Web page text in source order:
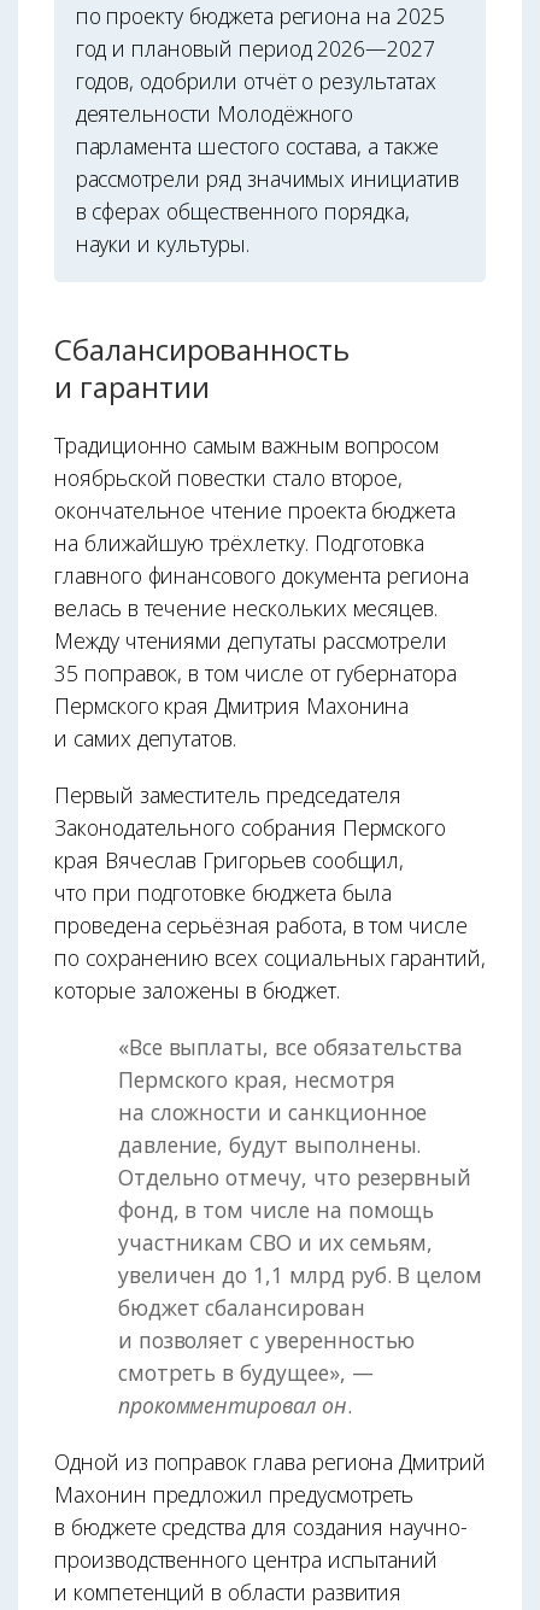
по проекту бюджета региона на 2025
год и плановый период 2026—2027
годов, одобрили отчёт о результатах
деятельности Молодёжного
парламента шестого состава, а также
рассмотрели ряд значимых инициатив
в сферах общественного порядка,
науки и культуры.
Сбалансированность
и гарантии
Традиционно самым важным вопросом
ноябрьской повестки стало второе,
окончательное чтение проекта бюджета
на ближайшую трёхлетку. Подготовка
главного финансового документа региона
велась в течение нескольких месяцев.
Между чтениями депутаты рассмотрели
35 поправок, в том числе от губернатора
Пермского края Дмитрия Махонина
и самих депутатов.
Первый заместитель председателя
Законодательного собрания Пермского
края Вячеслав Григорьев сообщил,
что при подготовке бюджета была
проведена серьёзная работа, в том числе
по сохранению всех социальных гарантий,
которые заложены в бюджет.
«Все выплаты, все обязательства
Пермского края, несмотря
на сложности и санкционное
давление, будут выполнены.
Отдельно отмечу, что резервный
фонд, в том числе на помощь
участникам СВО и их семьям,
увеличен до 1,1 млрд руб. В целом
бюджет сбалансирован
и позволяет с уверенностью
смотреть в будущее», —
прокомментировал он.
Одной из поправок глава региона Дмитрий
Махонин предложил предусмотреть
в бюджете средства для создания научно-
производственного центра испытаний
и компетенций в области развития